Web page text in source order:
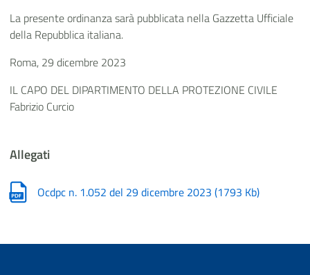
La presente ordinanza sarà pubblicata nella Gazzetta Ufficiale
della Repubblica italiana.
Roma, 29 dicembre 2023
IL CAPO DEL DIPARTIMENTO DELLA PROTEZIONE CIVILE
Fabrizio Curcio
Allegati
Ocdpc n. 1.052 del 29 dicembre 2023 (1793 Kb)